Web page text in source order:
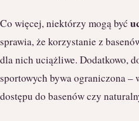
Co więcej, niektórzy mogą być
sprawia, że korzystanie z
dla nich uciążliwe. Dodatkowo,
sportowych bywa ograniczona –
dostępu do basenów czy